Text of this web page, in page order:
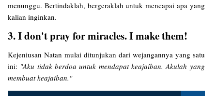
menunggu. Bertindaklah, bergeraklah untuk mencapai apa yang
kalian inginkan.
3. I don't pray for miracles. I make them!
Kejeniusan Natan mulai ditunjukan dari wejangannya yang satu
ini: "Aku tidak berdoa untuk mendapat keajaiban. Akulah yang
membuat keajaiban."